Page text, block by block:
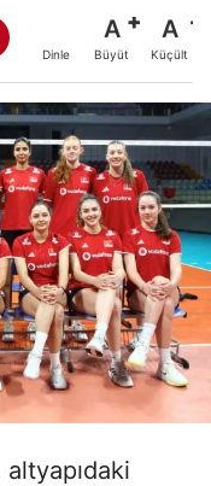
Dinle
A
Büyüt
A
Küçült